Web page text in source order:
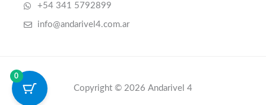
+54 341 5792899
info@andarivel4.com.ar
Copyright © 2026 Andarivel 4
0